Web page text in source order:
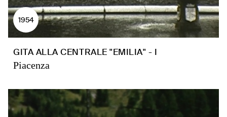
1954
GITA ALLA CENTRALE "EMILIA" - I
Piacenza